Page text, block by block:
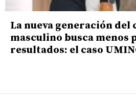
La nueva generación del
masculino busca menos
resultados: el caso